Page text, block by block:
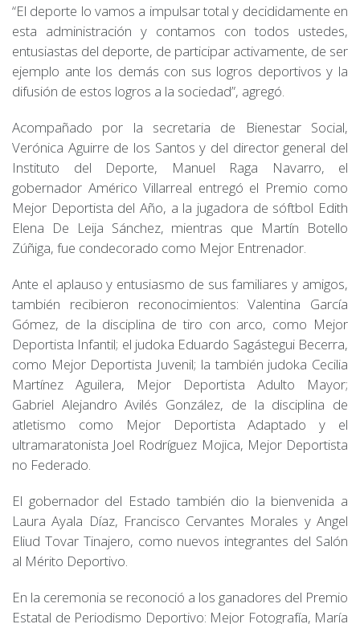
“El deporte lo vamos a impulsar total y decididamente en
esta administración y contamos con todos ustedes,
entusiastas del deporte, de participar activamente, de ser
ejemplo ante los demás con sus logros deportivos y la
difusión de estos logros a la sociedad”, agregó.
Acompañado por la secretaria de Bienestar Social,
Verónica Aguirre de los Santos y del director general del
Instituto del Deporte, Manuel Raga Navarro, el
gobernador Américo Villarreal entregó el Premio como
Mejor Deportista del Año, a la jugadora de sóftbol Edith
Elena De Leija Sánchez, mientras que Martín Botello
Zúñiga, fue condecorado como Mejor Entrenador.
Ante el aplauso y entusiasmo de sus familiares y amigos,
también recibieron reconocimientos: Valentina García
Gómez, de la disciplina de tiro con arco, como Mejor
Deportista Infantil; el judoka Eduardo Sagástegui Becerra,
como Mejor Deportista Juvenil; la también judoka Cecilia
Martínez Aguilera, Mejor Deportista Adulto Mayor;
Gabriel Alejandro Avilés González, de la disciplina de
atletismo como Mejor Deportista Adaptado y el
ultramaratonista Joel Rodríguez Mojica, Mejor Deportista
no Federado.
El gobernador del Estado también dio la bienvenida a
Laura Ayala Díaz, Francisco Cervantes Morales y Angel
Eliud Tovar Tinajero, como nuevos integrantes del Salón
al Mérito Deportivo.
En la ceremonia se reconoció a los ganadores del Premio
Estatal de Periodismo Deportivo: Mejor Fotografía, María